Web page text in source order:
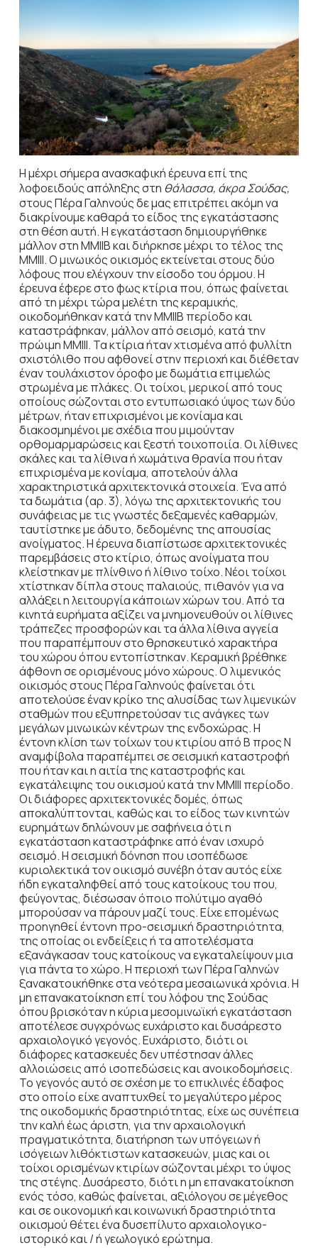
Η μέχρι σήμερα ανασκαφική έρευνα επί της
λοφοειδούς απόληξης στη θάλασσα, άκρα Σούδας,
στους Πέρα Γαληνούς δε μας επιτρέπει ακόμη να
διακρίνουμε καθαρά το είδος της εγκατάστασης
στη θέση αυτή. Η εγκατάσταση δημι­ουργήθηκε
μάλλον στη ΜΜΙΙΒ και διήρκησε μέχρι το τέλος της
ΜΜΙΙΙ. Ο μινωικός οικισμός εκτείνεται στους δύο
λόφους που ελέγχουν την είσοδο του όρμου. Η
έρευνα έφερε στο φως κτίρια που, όπως φαίνεται
από τη μέχρι τώρα μελέτη της κερα­μικής,
οικοδομήθηκαν κατά την ΜΜΙΙΒ περίοδο και
καταστράφηκαν, μάλλον από σεισμό, κατά την
πρώιμη ΜΜΙΙΙ. Τα κτίρια ήταν χτισμένα από φυλλίτη
σχιστόλιθο που αφθονεί στην περιοχή και διέθεταν
έναν τουλάχιστον όροφο με δωμάτια επιμελώς
στρωμένα με πλάκες. Οι τοίχοι, μερικοί από τους
οποίους σώζονται στο εντυπωσιακό ύψος των δύο
μέτρων, ήταν επιχρισμένοι με κονίαμα και
διακοσμημένοι με σχέδια που μιμούνταν
ορθομαρμαρώσεις και ξεστή τοιχοποιία. Οι λίθινες
σκάλες και τα λίθινα ή χωμάτινα θρανία που ήταν
επιχρισμένα με κονίαμα, αποτελούν άλλα
χαρακτηριστικά αρχιτεκτονικά στοι­χεία. Ένα από
τα δωμάτια (αρ. 3), λόγω της αρχιτεκτονικής του
συνάφειας με τις γνω­στές δεξαμενές καθαρμών,
ταυτίστηκε με άδυτο, δεδομένης της απουσίας
ανοίγματος. Η έρευνα διαπίστωσε αρχιτεκτονικές
παρεμβάσεις στο κτίριο, όπως ανοίγματα που
κλείστη­καν με πλίνθινο ή λίθινο τοίχο. Νέοι τοίχοι
χτίστηκαν δίπλα στους παλαιούς, πιθανόν για να
αλλάξει η λειτουργία κάποιων χώρων του. Από τα
κινητά ευρήματα αξίζει να μνημονευθούν οι λίθινες
τράπεζες προσφορών και τα άλλα λίθινα αγγεία
που παραπέμπουν στο θρησκευτικό χαρακτήρα
του χώρου όπου εντο­πίστηκαν. Κεραμική βρέθηκε
άφθονη σε ορισμένους μόνο χώρους. Ο λιμενικός
οικισμός στους Πέρα Γαληνούς φαίνεται ότι
αποτελούσε έναν κρίκο της αλυ­σίδας των λιμενικών
σταθμών που εξυπηρετούσαν τις ανάγκες των
μεγάλων μινωικών κέ­ντρων της ενδοχώρας. Η
έντονη κλίση των τοίχων του κτιρίου από Β προς Ν
αναμφίβολα παραπέμπει σε σεισμική καταστροφή
που ήταν και η αιτία της καταστροφής και
εγκατάλει­ψης του οικισμού κατά την ΜΜΙΙΙ περίοδο.
Οι διάφορες αρχιτεκτονικές δομές, όπως
αποκαλύπτονται, καθώς και το είδος των κι­νητών
ευρημάτων δηλώνουν με σαφήνεια ότι η
εγκατάσταση καταστράφηκε από έναν ισχυρό
σεισμό. Η σεισμική δόνηση που ισοπέδωσε
κυριολεκτικά τον οικισμό συνέβη όταν αυτός είχε
ήδη εγκαταληφθεί από τους κατοίκους του που,
φεύγοντας, διέσωσαν όποιο πολύτιμο αγαθό
μπορούσαν να πάρουν μαζί τους. Είχε επομένως
προηγηθεί έντονη προ-σεισμική δραστηριότητα,
της οποίας οι ενδείξεις ή τα αποτελέσματα
εξανάγκασαν τους κα­τοίκους να εγκαταλείψουν μια
για πάντα το χώρο. Η περιοχή των Πέρα Γαληνών
ξανακατοικήθηκε στα νεότερα μεσαιωνικά χρόνια. Η
μη επανακατοίκηση επί του λόφου της Σούδας
όπου βρισκόταν η κύρια μεσομινωϊκή εγκατά­σταση
αποτέλεσε συγχρόνως ευχάριστο και δυσάρεστο
αρχαιολογικό γεγονός. Ευχάριστο, διότι οι
διάφορες κατασκευές δεν υπέστησαν άλλες
αλλοιώσεις από ισοπεδώσεις και ανοι­κοδομήσεις.
Το γεγονός αυτό σε σχέση με το επικλινές έδαφος
στο οποίο είχε αναπτυχθεί το μεγαλύτερο μέρος
της οικοδομικής δραστηριότητας, είχε ως συνέπεια
την καλή έως άριστη, για την αρχαιολογική
πραγματικότητα, διατήρηση των υπόγειων ή
ισόγειων λιθό­κτιστων κατασκευών, μιας και οι
τοίχοι ορισμένων κτιρίων σώζονται μέχρι το ύψος
της στέγης. Δυσάρεστο, διότι η μη επανακατοίκηση
ενός τόσο, καθώς φαίνεται, αξιόλογου σε μέγεθος
και σε οικονομική και κοινωνική δραστηριότητα
οικισμού θέτει ένα δυσεπίλυτο αρχαιολογικο-
ιστορικό και / ή γεωλογικό ερώτημα.